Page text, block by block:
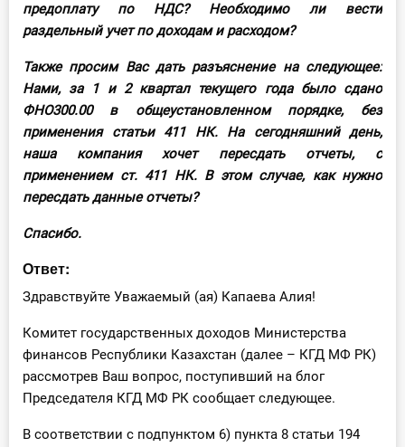
Обучение
Тестирование для
бухгалтера
предоплату по НДС? Необходимо ли вести
раздельный учет по доходам и расходом?
Также просим Вас дать разъяснение на следующее:
Нами, за 1 и 2 квартал текущего года было сдано
ФНО300.00 в общеустановленном порядке, без
применения статьи 411 НК. На сегодняшний день,
наша компания хочет пересдать отчеты, с
применением ст. 411 НК. В этом случае, как нужно
пересдать данные отчеты?
Спасибо.
Ответ:
Здравствуйте Уважаемый (ая) Капаева Алия!
Комитет государственных доходов Министерства
финансов Республики Казахстан (далее – КГД МФ РК)
рассмотрев Ваш вопрос, поступивший на блог
Председателя КГД МФ РК сообщает следующее.
В соответствии с подпунктом 6) пункта 8 статьи 194